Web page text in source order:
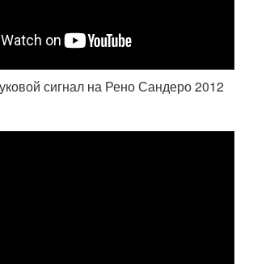
сигнал на Рено Сандеро 2012